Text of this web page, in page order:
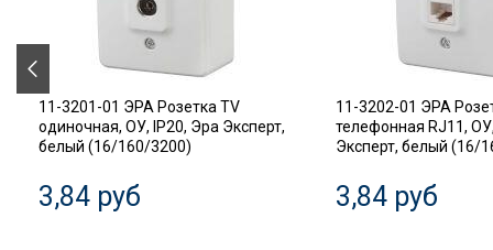
11-3201-01 ЭРА Розетка TV
одиночная, ОУ, IP20, Эра Эксперт,
белый (16/160/3200)
3,84 руб
11-3202-01 ЭРА
телефонная RJ11,
Эксперт, белый (16/
3,84 руб